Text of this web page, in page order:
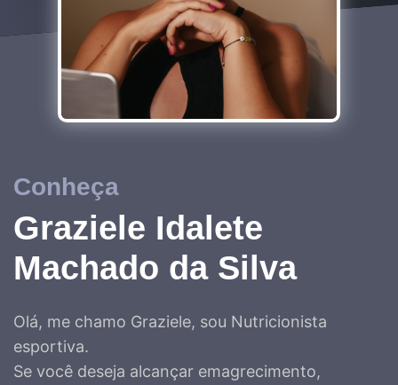
Conheça
Graziele Idalete
Machado da Silva
Olá, me chamo Graziele, sou Nutricionista
esportiva.
Se você deseja alcançar emagrecimento,